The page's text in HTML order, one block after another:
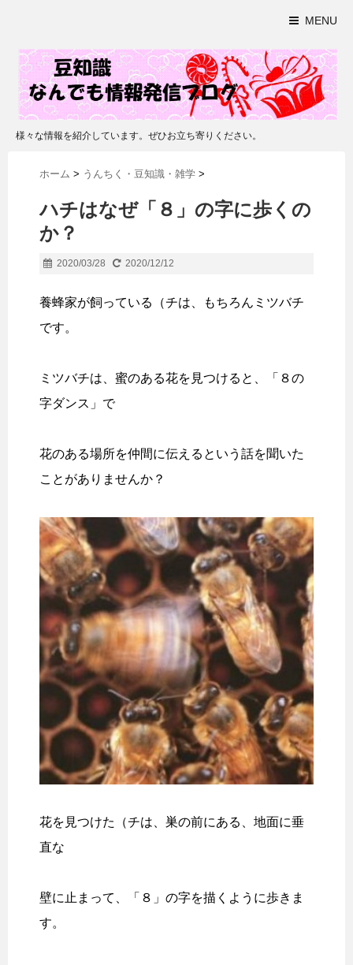
MENU
様々な情報を紹介しています。ぜひお立ち寄りください。
ホーム > うんちく・豆知識・雑学 >
ハチはなぜ「８」の字に歩くの
か？
2020/03/28 2020/12/12
養蜂家が飼っている（チは、もちろんミツバチ
です。
ミツバチは、蜜のある花を見つけると、「８の
字ダンス」で
花のある場所を仲間に伝えるという話を聞いた
ことがありませんか？
花を見つけた（チは、巣の前にある、地面に垂
直な
壁に止まって、「８」の字を描くように歩きま
す。